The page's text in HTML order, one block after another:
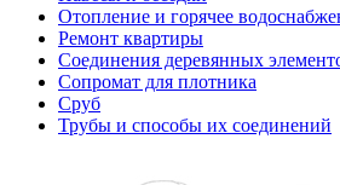
Отопление и горячее
Ремонт квартиры
Соединения деревянных
Сопромат для плотника
Сруб
Трубы и способы их соединений